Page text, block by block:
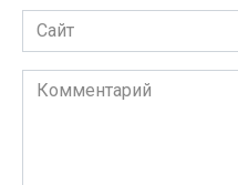
Сайт
Комментарий